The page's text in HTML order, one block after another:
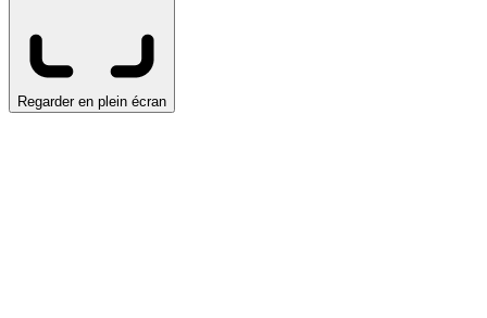
Regarder en plein écran